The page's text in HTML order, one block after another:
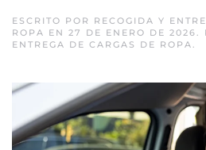
ESCRITO POR RECOGIDA Y
ROPA EN 27 DE ENERO DE 2026.
ENTREGA DE CARGAS DE ROPA.